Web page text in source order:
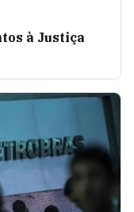
à Justiça